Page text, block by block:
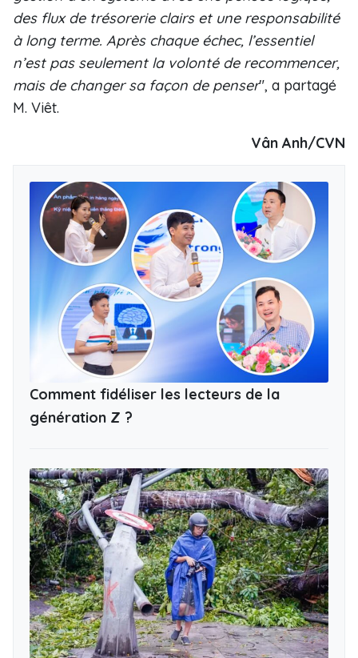
des flux de trésorerie clairs et une responsabilité
à long terme. Après chaque échec, l’essentiel
n’est pas seulement la volonté de recommencer,
mais de changer sa façon de penser", a partagé
M. Viêt.
Vân Anh/CVN
Comment fidéliser les lecteurs de la
génération Z ?